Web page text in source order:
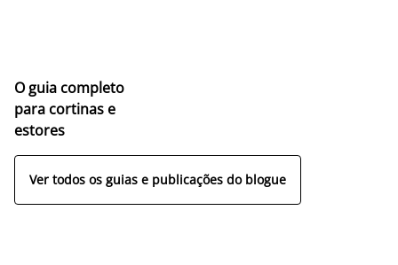
O guia completo
para cortinas e
estores
Ver todos os guias e publicações do blogue